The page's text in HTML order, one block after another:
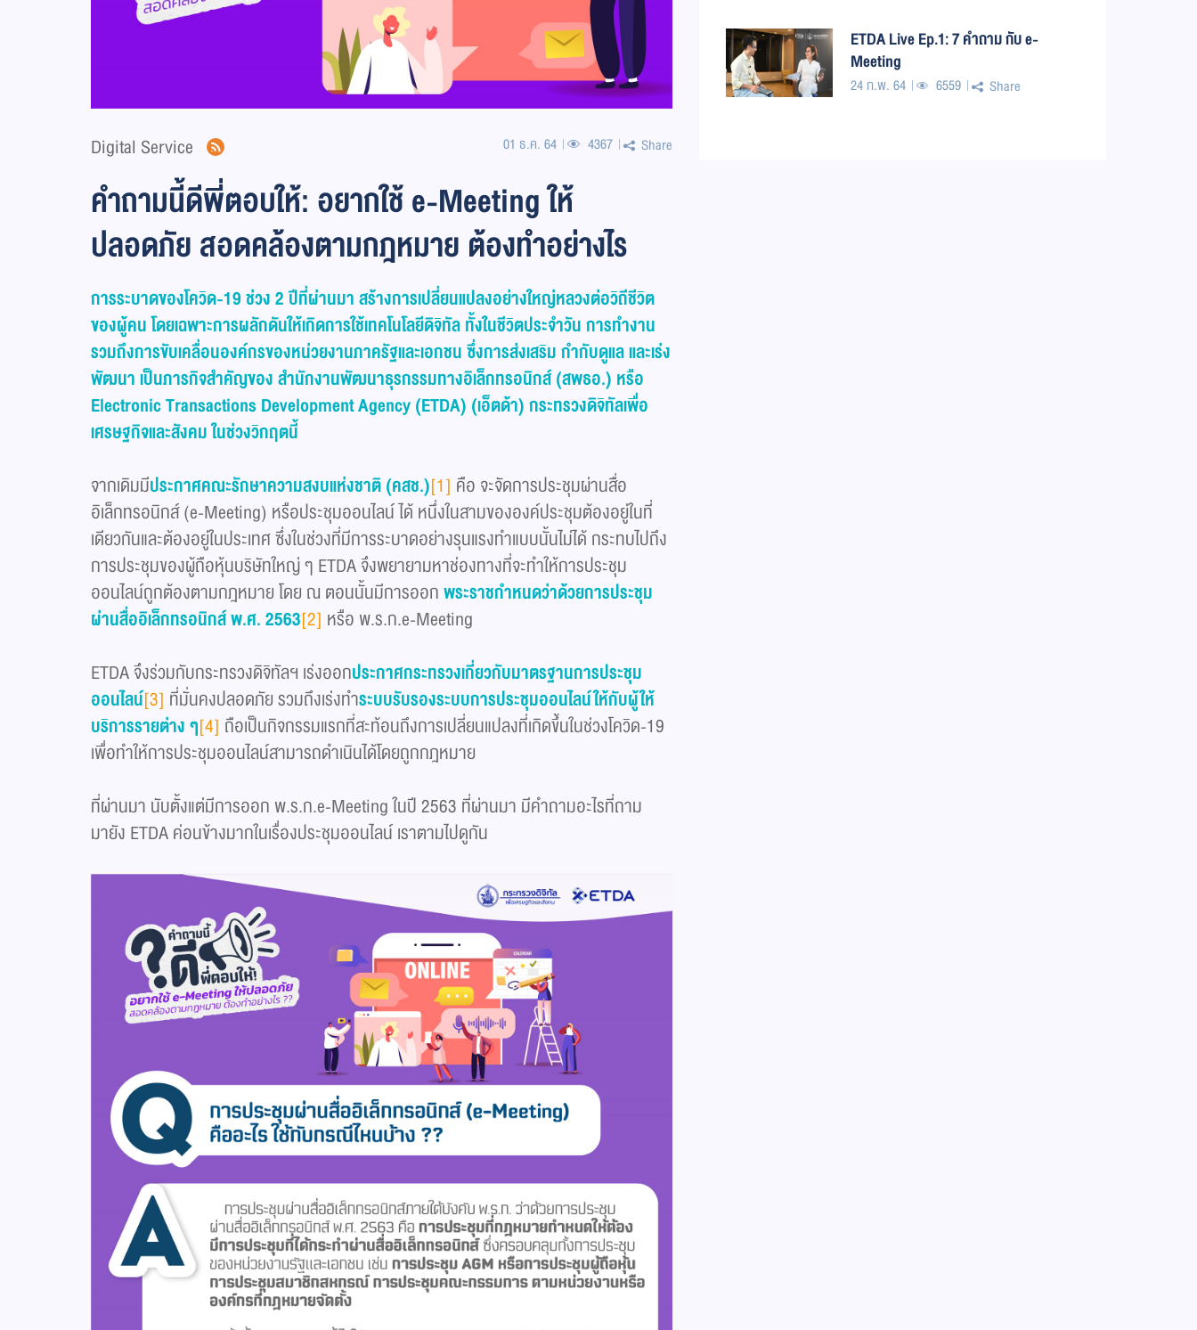
Digital Service 01 ธ.ค. 64 4367 Share
คำถามนี้ดีพี่ตอบให้: อยากใช้ e-Meeting ให้
ปลอดภัย สอดคล้องตามกฎหมาย ต้องทำอย่างไร
การระบาดของโควิด-19 ช่วง 2 ปีที่ผ่านมา สร้างการเปลี่ยนแปลงอย่างใหญ่หลวงต่อวิถีชีวิต
ของผู้คน โดยเฉพาะการผลักดันให้เกิดการใช้เทคโนโลยีดิจิทัล ทั้งในชีวิตประจำวัน การทำงาน
รวมถึงการขับเคลื่อนองค์กรของหน่วยงานภาครัฐและเอกชน ซึ่งการส่งเสริม กำกับดูแล และเร่ง
พัฒนา เป็นภารกิจสำคัญของ สำนักงานพัฒนาธุรกรรมทางอิเล็กทรอนิกส์ (สพธอ.) หรือ
Electronic Transactions Development Agency (ETDA) (เอ็ตด้า)​ กระทรวงดิจิทัลเพื่อ
เศรษฐกิจและสังคม ในช่วงวิกฤตนี้
จากเดิมมีประกาศคณะรักษาความสงบแห่งชาติ (คสช.)[1] คือ จะจัดการประชุมผ่านสื่อ
อิเล็กทรอนิกส์ (e-Meeting) หรือประชุมออนไลน์ ได้ หนึ่งในสามขององค์ประชุมต้องอยู่ในที่
เดียวกันและต้องอยู่ในประเทศ ซึ่งในช่วงที่มีการระบาดอย่างรุนแรงทำแบบนั้นไม่ได้ กระทบไปถึง
การประชุมของผู้ถือหุ้นบริษัทใหญ่ ๆ ETDA จึงพยายามหาช่องทางที่จะทำให้การประชุม
ออนไลน์ถูกต้องตามกฎหมาย โดย ณ ตอนนั้นมีการออกพระราชกำหนดว่าด้วยการประชุม
ผ่านสื่ออิเล็กทรอนิกส์ พ.ศ. 2563[2] หรือ พ.ร.ก.e-Meeting
ETDA จึงร่วมกับกระทรวงดิจิทัลฯ เร่งออกประกาศกระทรวงเกี่ยวกับมาตรฐานการประชุม
ออนไลน์[3] ที่มั่นคงปลอดภัย รวมถึงเร่งทำระบบรับรองระบบการประชุมออนไลน์ให้กับผู้ให้
บริการรายต่าง ๆ[4] ถือเป็นกิจกรรมแรกที่สะท้อนถึงการเปลี่ยนแปลงที่เกิดขึ้นในช่วงโควิด-19
เพื่อทำให้การประชุมออนไลน์สามารถดำเนินได้โดยถูกกฎหมาย
ที่ผ่านมา นับตั้งแต่มีการออก พ.ร.ก.e-Meeting ในปี 2563 ที่ผ่านมา มีคำถามอะไรที่ถาม
มายัง ETDA ค่อนข้างมากในเรื่องประชุมออนไลน์ เราตามไปดูกัน
ETDA Live Ep.1: 7 คำถาม กับ e-
Meeting
24 ก.พ. 64 6559 Share